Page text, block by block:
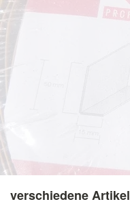
verschiedene Artikel